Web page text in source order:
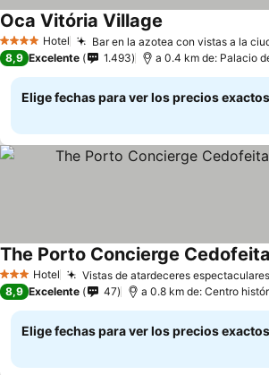
4 EstrellasHotel Bar en la azotea con vistas a la
Oca Vitória Village
8,9 Excelente 1.493 a 0.4 km de: Palacio
Elige fechas para ver los precios exactos
3 Estrellas
Hotel Vistas de atardeceres espectaculares
The Porto Concierge
8,9 Excelente 47 a 0.8 km de: Centro
Elige fechas para ver los precios exactos